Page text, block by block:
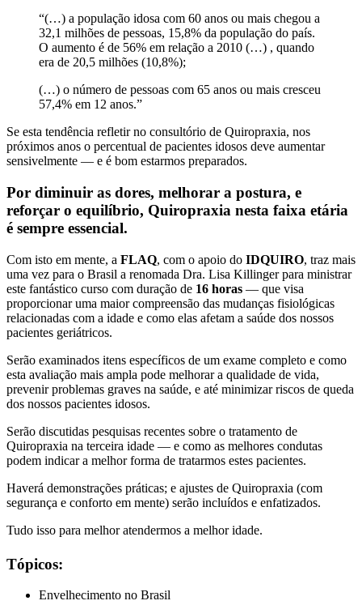
“(…) a população idosa com 60 anos ou mais chegou a
32,1 milhões de pessoas, 15,8% da população do país.
O aumento é de 56% em relação a 2010 (…) , quando
era de 20,5 milhões (10,8%);
(…) o número de pessoas com 65 anos ou mais cresceu
57,4% em 12 anos.”
Se esta tendência refletir no consultório de Quiropraxia, nos
próximos anos o percentual de pacientes idosos deve aumentar
sensivelmente — e é bom estarmos preparados.
Por diminuir as dores, melhorar a postura, e
reforçar o equilíbrio, Quiropraxia nesta faixa etária
é sempre essencial.
Com isto em mente, a FLAQ, com o apoio do IDQUIRO, traz mais
uma vez para o Brasil a renomada Dra. Lisa Killinger para ministrar
este fantástico curso com duração de 16 horas — que visa
proporcionar uma maior compreensão das mudanças fisiológicas
relacionadas com a idade e como elas afetam a saúde dos nossos
pacientes geriátricos.
Serão examinados itens específicos de um exame completo e como
esta avaliação mais ampla pode melhorar a qualidade de vida,
prevenir problemas graves na saúde, e até minimizar riscos de queda
dos nossos pacientes idosos.
Serão discutidas pesquisas recentes sobre o tratamento de
Quiropraxia na terceira idade — e como as melhores condutas
podem indicar a melhor forma de tratarmos estes pacientes.
Haverá demonstrações práticas; e ajustes de Quiropraxia (com
segurança e conforto em mente) serão incluídos e enfatizados.
Tudo isso para melhor atendermos a melhor idade.
Tópicos:
Envelhecimento no Brasil